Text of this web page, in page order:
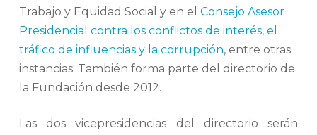
Trabajo y Equidad Social y en el Consejo Asesor
Presidencial contra los conflictos de interés, el
tráfico de influencias y la corrupción, entre otras
instancias. También forma parte del directorio de
la Fundación desde 2012.
Las dos vicepresidencias del directorio serán